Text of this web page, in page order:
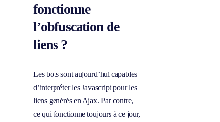
fonctionne
l’obfuscation de
liens ?
Les bots sont aujourd’hui capables
d’interpréter les Javascript pour les
liens générés en Ajax. Par contre,
ce qui fonctionne toujours à ce jour,